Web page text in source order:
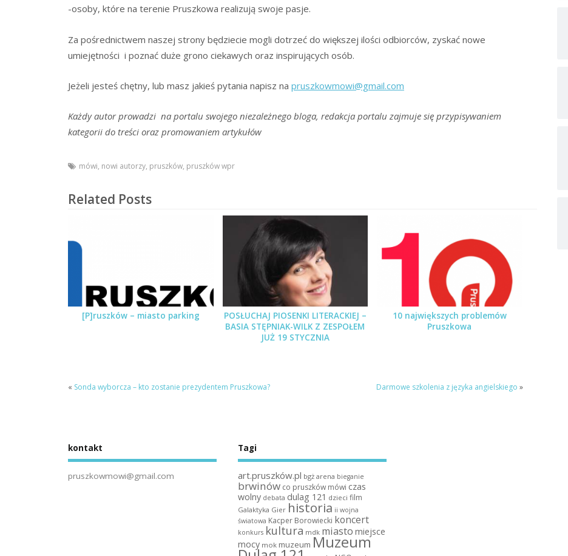
-osoby, które na terenie Pruszkowa realizują swoje pasje.
Za pośrednictwem naszej strony będziecie mogli dotrzeć do większej ilości odbiorców, zyskać nowe
umiejętności i poznać duże grono ciekawych oraz inspirujących osób.
Jeżeli jesteś chętny, lub masz jakieś pytania napisz na pruszkowmowi@gmail.com
Każdy autor prowadzi na portalu swojego niezależnego bloga, redakcja portalu zajmuje się przypisywaniem
kategorii do treści oraz promowaniem artykułów
mówi, nowi autorzy, pruszków, pruszków wpr
Related Posts
[P]ruszków – miasto parking
POSŁUCHAJ PIOSENKI LITERACKIEJ –
BASIA STĘPNIAK-WILK Z ZESPOŁEM
JUŻ 19 STYCZNIA
10 największych problemów
Pruszkowa
« Sonda wyborcza – kto zostanie prezydentem Pruszkowa? Darmowe szkolenia z języka angielskiego »
kontakt
pruszkowmowi@gmail.com
Tagi
art.pruszków.pl bgż arena bieganie
brwinów co pruszków mówi czas
wolny debata dulag 121 dzieci film
Galaktyka Gier historia ii wojna
światowa Kacper Borowiecki koncert
konkurs kultura mdk miasto miejsce
mocy mok muzeum Muzeum